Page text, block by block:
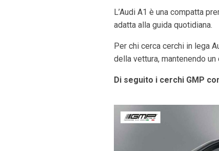
L’Audi A1 è una compatta
adatta alla guida quotidiana.
Per chi cerca cerchi in lega
della vettura, mantenendo
Di seguito i cerchi GMP